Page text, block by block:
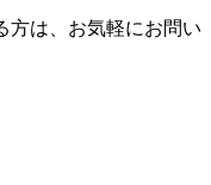
方は、お気軽にお問い